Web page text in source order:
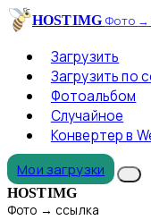
HOSTIMG Фото →
Загрузить
Загрузить по
Фотоальбом
Случайное
Конвертер в
Мои загрузки
HOSTIMG
Фото → ссылка